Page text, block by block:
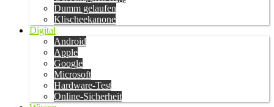
Dumm gelaufen
Klischeekanone
Digital
Android
Apple
Google
Microsoft
Hardware-Test
Online-Sicherheit